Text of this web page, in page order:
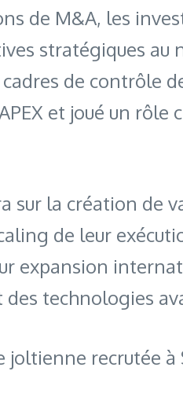
de M&A, les
stratégiques au
de contrôle
et joué un
sur la création de
de leur
expansion
technologies
joltienne recrutée